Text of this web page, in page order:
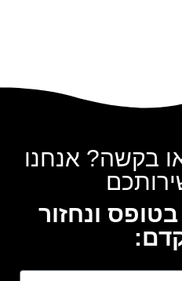
בקשה? אנחנו
ונחזור